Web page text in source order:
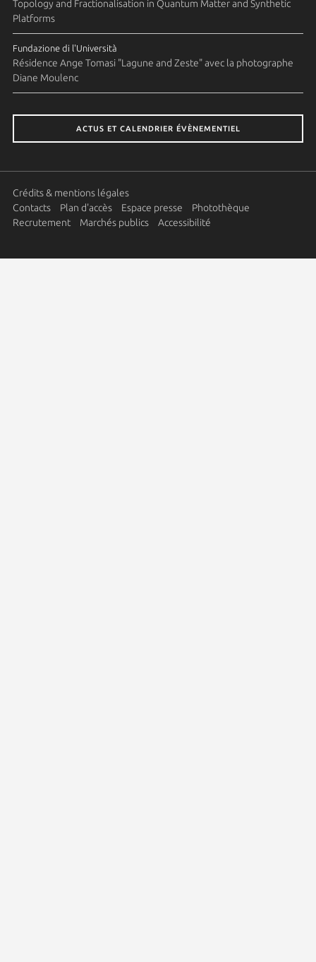
Topology and Fractionalisation in Quantum Matter and Synthetic
Platforms
Fundazione di l'Università
Résidence Ange Tomasi "Lagune and Zeste" avec la photographe
Diane Moulenc
ACTUS ET CALENDRIER ÉVÈNEMENTIEL
Crédits & mentions légales
Contacts
Plan d'accès Espace presse
Photothèque
Recrutement
Marchés publics Accessibilité